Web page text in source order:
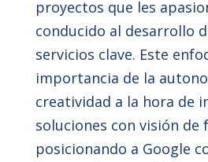
proyectos que les
conducido al desarrollo
servicios clave. Este
importancia de la
creatividad a la hora de
soluciones con visión de
posicionando a Google